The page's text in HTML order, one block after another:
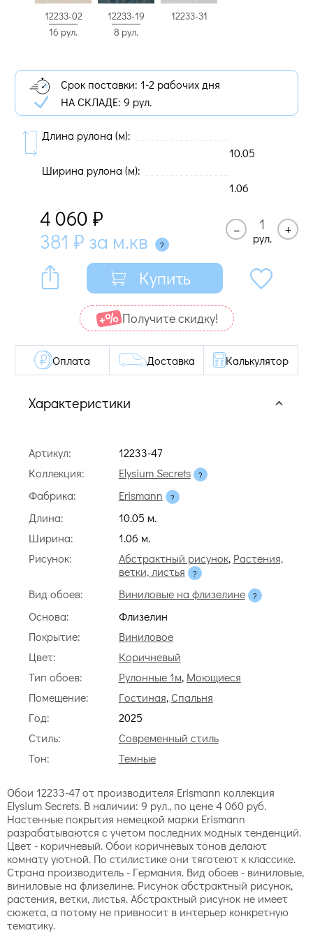
12233-02
16 рул.
12233-19
8 рул.
12233-31
Срок поставки: 1-2 рабочих дня
НА СКЛАДЕ: 9 рул.
Длина рулона (м):
10.05
Ширина рулона (м):
1.06
4 060 ₽
381 ₽ за м.кв –
рул.
+
Купить
Получите cкидку!
Характеристики
Артикул:
12233-47
Коллекция:
Elysium Secrets
Фабрика:
Erismann
Длина:
10.05 м.
Ширина:
1.06 м.
Рисунок:
Абстрактный рисунок, Растения,
ветки, листья
Вид обоев:
Виниловые на флизелине
Основа:
Флизелин
Покрытие:
Виниловое
Цвет:
Коричневый
Тип обоев:
Рулонные 1м, Моющиеся
Помещение:
Гостиная, Спальня
Год:
2025
Стиль:
Современный стиль
Тон:
Темные
Оплата Доставка Калькулятор
Обои 12233-47 от производителя Erismann коллекция
Elysium Secrets. В наличии: 9 рул., по цене 4 060 руб.
Настенные покрытия немецкой марки Erismann
разрабатываются с учетом последних модных тенденций.
Цвет - коричневый. Обои коричневых тонов делают
комнату уютной. По стилистике они тяготеют к классике.
Страна производитель - Германия. Вид обоев - виниловые,
виниловые на флизелине. Рисунок абстрактный рисунок,
растения, ветки, листья. Абстрактный рисунок не имеет
сюжета, а потому не привносит в интерьер конкретную
тематику.